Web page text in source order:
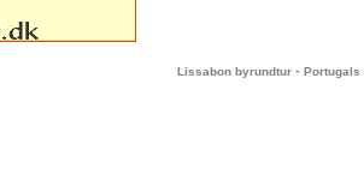
Lissabon byrundtur - Portugals